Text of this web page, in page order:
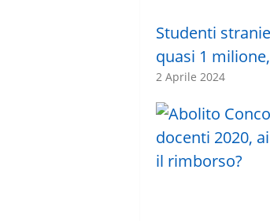
Studenti
quasi 1
2 Aprile 2024